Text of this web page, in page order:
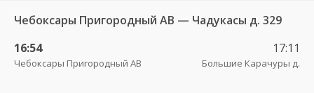
Чебоксары Пригородный АВ — Чадукасы д. 329
16:54
Чебоксары Пригородный АВ
17:11
Большие Карачуры д.